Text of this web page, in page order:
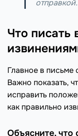
отправкой.
Что писать
Главное в письме
Важно показать,
исправить
как правильно
Объясните, что